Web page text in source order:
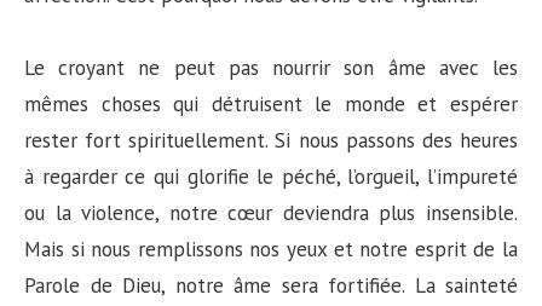
Le croyant ne peut pas nourrir son âme avec les
mêmes choses qui détruisent le monde et espérer
rester fort spirituellement. Si nous passons des heures
à regarder ce qui glorifie le péché, l’orgueil, l’impureté
ou la violence, notre cœur deviendra plus insensible.
Mais si nous remplissons nos yeux et notre esprit de la
Parole de Dieu, notre âme sera fortifiée. La sainteté